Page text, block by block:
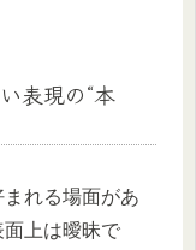
表現の“本
れる場面があ
面上は曖昧で